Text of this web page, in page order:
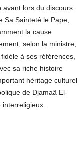
avant lors du discours
Sa Sainteté le Pape,
la cause
selon la ministre,
à ses références,
sa riche histoire
héritage culturel
de Djamaâ El-